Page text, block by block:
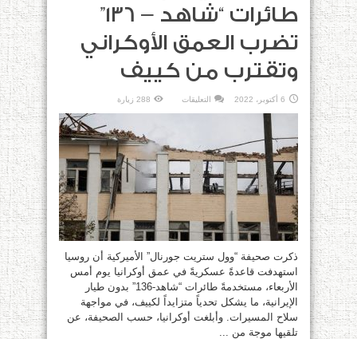
طائرات “شاهد – 136”
تضرب العمق الأوكراني
وتقترب من كييف
6 أكتوبر، 2022 التعليقات
ستريت
–
العمق
الأوكراني
وتقترب
مغلقة
288 زيارة
ذكرت صحيفة “وول ستريت جورنال” الأميركية أن روسيا
استهدفت قاعدةً عسكريةً في عمق أوكرانيا يوم أمس
الأربعاء، مستخدمةً طائرات “شاهد-136” بدون طيار
الإيرانية، ما يشكل تحدياً متزايداً لكييف، في مواجهة
سلاح المسيرات. وأبلغت أوكرانيا، حسب الصحيفة، عن
تلقيها موجة من ...